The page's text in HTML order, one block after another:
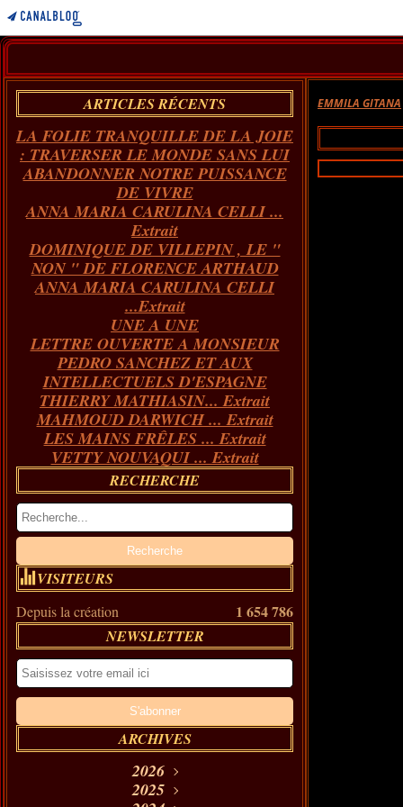
ARTICLES RÉCENTS
LA FOLIE TRANQUILLE DE LA JOIE
: TRAVERSER LE MONDE SANS LUI
ABANDONNER NOTRE PUISSANCE
DE VIVRE
ANNA MARIA CARULINA CELLI ...
Extrait
DOMINIQUE DE VILLEPIN , LE "
NON " DE FLORENCE ARTHAUD
ANNA MARIA CARULINA CELLI
...Extrait
UNE A UNE
LETTRE OUVERTE A MONSIEUR
PEDRO SANCHEZ ET AUX
INTELLECTUELS D'ESPAGNE
THIERRY MATHIASIN... Extrait
MAHMOUD DARWICH ... Extrait
LES MAINS FRÊLES ... Extrait
VETTY NOUVAQUI ... Extrait
RECHERCHE
VISITEURS
Depuis la création 1 654 786
NEWSLETTER
ARCHIVES
2026
Août(11)
2025
EMMILA GITANA